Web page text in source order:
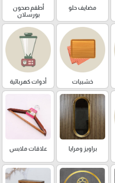
مضايف حلو
أطقم صحون
بورسلان
خشبيات أدوات كهربائية
براويز ومرايا علاقات ملابس